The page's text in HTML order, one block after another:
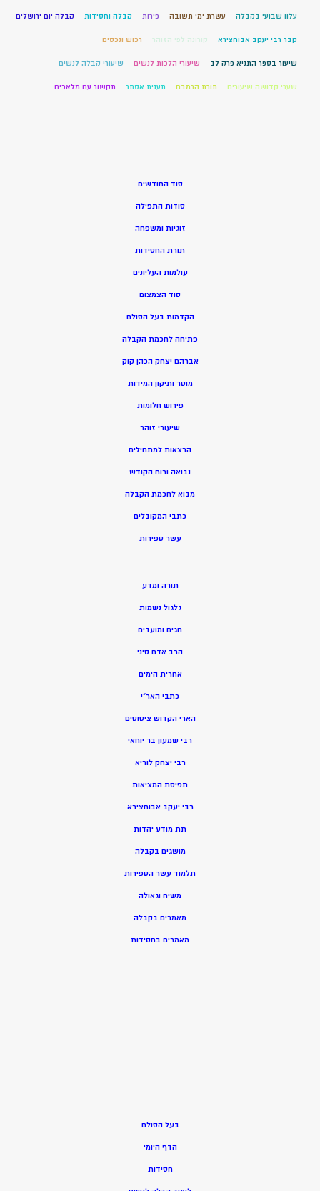
עלון שבועי בקבלה עשרת ימי תשובה פירות קבלה וחסידות קבלה יום ירושלים
קבר רבי יעקב אבוחצירא קורונה לפי הזוהר רכוש ונכסים
שיעור בספר התניא פרק לב שיעורי הלכות לנשים שיעורי קבלה לנשים
שערי קדושה שיעורים תורת הרמבם תענית אסתר תקשור עם מלאכים
סוד החודשים
סודות התפילה
זוגיות ומשפחה
תורת החסידות
עולמות העליונים
סוד הצמצום
הקדמות בעל הסולם
פתיחה לחכמת הקבלה
אברהם יצחק הכהן קוק
מוסר ותיקון המידות
פירוש חלומות
שיעורי זוהר
הרצאות למתחילים
נבואה ורוח הקודש
מבוא לחכמת הקבלה
כתבי המקובלים
עשר ספירות
תורה ומדע
גלגול נשמות
חגים ומועדים
הרב אדם סיני
אחרית הימים
כתבי האר”י
הארי הקדוש ציטוטים
רבי שמעון בר יוחאי
רבי יצחק לוריא
תפיסת המציאות
רבי יעקב אבוחצירא
תת מודע יהדות
מושגים בקבלה
תלמוד עשר הספירות
משיח וגאולה
מאמרים בקבלה
מאמרים בחסידות
בעל הסולם
הדף היומי
חסידות